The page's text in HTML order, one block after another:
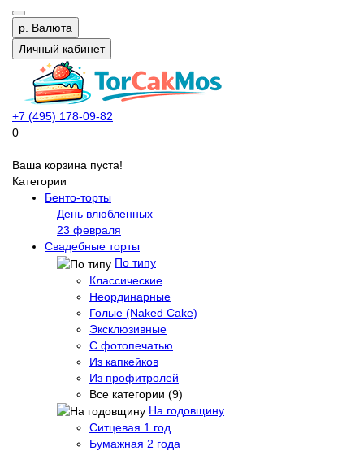
р. Валюта
Личный кабинет
+7 (495) 178-09-82
0
Ваша корзина пуста!
Категории
Бенто-торты
День влюбленных
23 февраля
Свадебные торты
По типу
Классические
Неординарные
Голые (Naked Cake)
Эксклюзивные
С фотопечатью
Из капкейков
Из профитролей
Все категории (9)
На годовщину
Ситцевая 1 год
Бумажная 2 года